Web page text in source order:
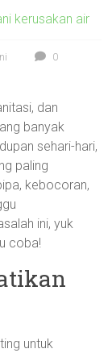
kerusakan air
0
dan
banyak
sehari-hari,
paling
kebocoran,
ini, yuk
coba!
untuk